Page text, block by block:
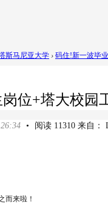
斯马尼亚大学 › 码住!新一波毕
位+塔大校园
• 阅读 11310 来自：
而来啦！